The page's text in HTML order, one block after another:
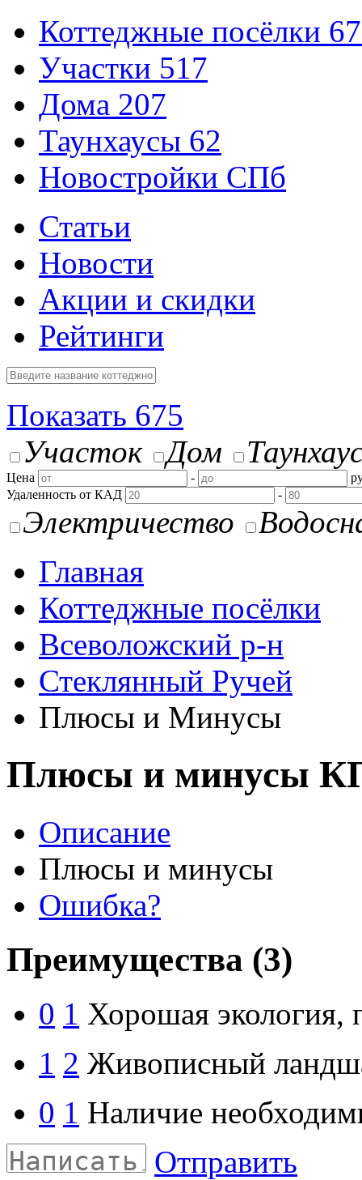
Коттеджные посёлки
Участки 517
Дома 207
Таунхаусы 62
Новостройки СПб
Статьи
Новости
Акции и скидки
Рейтинги
Показать 675
Участок
Дом
Цена -
Удаленность от КАД
-
Электричество
Главная
Коттеджные посёлки
Всеволожский р-н
Стеклянный Ручей
Плюсы и Минусы
Плюсы и минусы
Описание
Плюсы и минусы
Ошибка?
Преимущества (3)
0 1 Хорошая экология,
1 2 Живописный
0 1 Наличие
Отправить